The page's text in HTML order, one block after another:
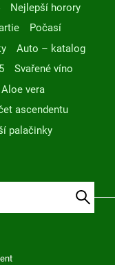
Nejlepší horory
Počasí
Auto – katalog
Svařené víno
Aloe vera
ascendentu
palačinky